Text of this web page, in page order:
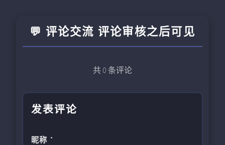
💬 评论交流 评论审核之后可见
共 0 条评论
发表评论
昵称 *